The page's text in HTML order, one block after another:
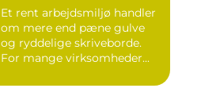
Et rent arbejdsmiljø handler
om mere end pæne gulve
og ryddelige skriveborde.
For mange virksomheder...